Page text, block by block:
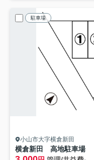
駐車場
小山市大字横倉新田
横倉新田 高地駐車場